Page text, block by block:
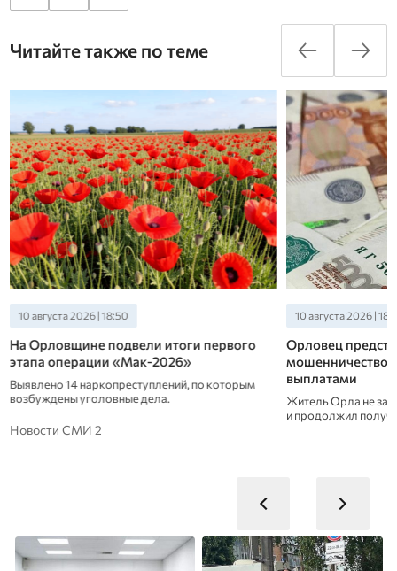
Читайте также по теме
10 августа 2026 | 18:50
На Орловщине подвели итоги первого
этапа операции «Мак-2026»
Выявлено 14 наркопреступлений, по которым
возбуждены уголовные дела.
10 августа 2026 |
Орловец
мошенничество
выплатами
Житель Орла не
и продолжил
Новости СМИ 2